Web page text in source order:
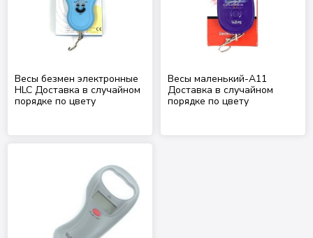
Весы безмен электронные
HLC Доставка в случайном
порядке по цвету
Весы маленький-A11
Доставка в случайном
порядке по цвету